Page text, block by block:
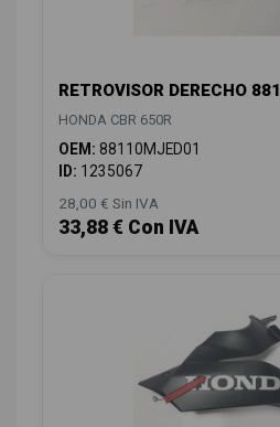
RETROVISOR DERECHO
HONDA CBR 650R
OEM: 88110MJED01
ID: 1235067
28,00 € Sin IVA
33,88 € Con IVA